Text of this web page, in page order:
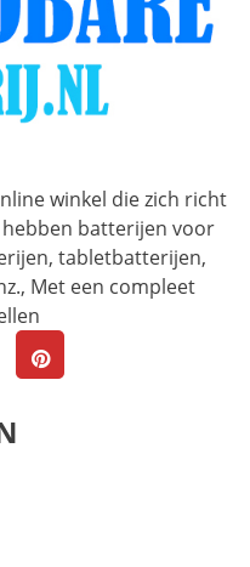
winkel die zich richt
batterijen voor
tabletbatterijen,
Met een compleet